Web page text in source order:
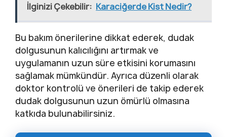
İlginizi Çekebilir: Karaciğerde Kist Nedir?
Bu bakım önerilerine dikkat ederek, dudak
dolgusunun kalıcılığını artırmak ve
uygulamanın uzun süre etkisini korumasını
sağlamak mümkündür. Ayrıca düzenli olarak
doktor kontrolü ve önerileri de takip ederek
dudak dolgusunun uzun ömürlü olmasına
katkıda bulunabilirsiniz.